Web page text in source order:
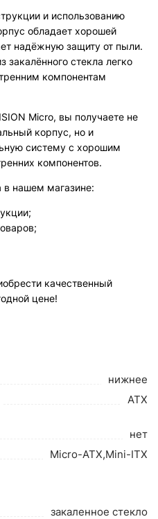
и использованию
обладает хорошей
надёжную защиту от пыли.
закалённого стекла легко
компонентам
Micro, вы получаете не
корпус, но и
систему с хорошим
компонентов.
в нашем магазине:
качественный
цене!
нижнее
ATX
нет
Micro-ATX,Mini-ITX
закаленное стекло